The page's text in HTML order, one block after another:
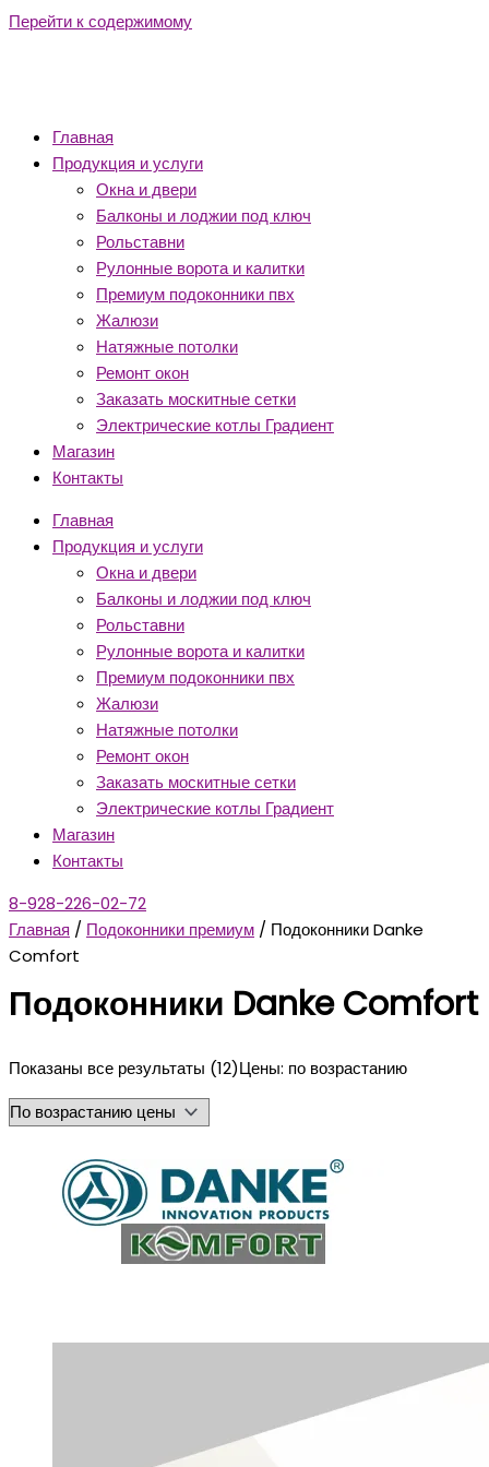
Перейти к содержимому
Главная
Продукция и услуги
Окна и двери
Балконы и лоджии под ключ
Рольставни
Рулонные ворота и калитки
Премиум подоконники пвх
Жалюзи
Натяжные потолки
Ремонт окон
Заказать москитные сетки
Электрические котлы Градиент
Магазин
Контакты
Главная
Продукция и услуги
Окна и двери
Балконы и лоджии под ключ
Рольставни
Рулонные ворота и калитки
Премиум подоконники пвх
Жалюзи
Натяжные потолки
Ремонт окон
Заказать москитные сетки
Электрические котлы Градиент
Магазин
Контакты
8-928-226-02-72
Главная / Подоконники премиум / Подоконники Danke
Comfort
Подоконники Danke Comfort
Показаны все результаты (12)Цены: по возрастанию